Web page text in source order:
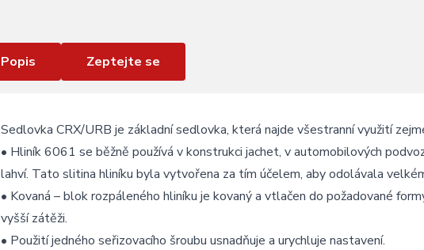
Popis Zeptejte se
Sedlovka CRX/URB je základní sedlovka, která najde všestranní využití
• Hliník 6061 se běžně používá v konstrukci jachet, v automobilových
lahví. Tato slitina hliníku byla vytvořena za tím účelem, aby odolávala
• Kovaná – blok rozpáleného hliníku je kovaný a vtlačen do požadované
vyšší zátěži.
• Použití jedného seřizovacího šroubu usnadňuje a urychluje nastavení.